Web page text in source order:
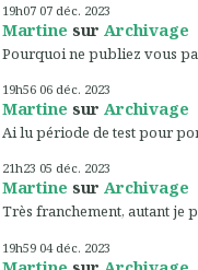
19h07 07 déc. 2023
Martine sur Archivage
Pourquoi ne publiez vous
19h56 06 déc. 2023
Martine sur Archivage
Ai lu période de test pour
21h23 05 déc. 2023
Martine sur Archivage
Très franchement, autant je
19h59 04 déc. 2023